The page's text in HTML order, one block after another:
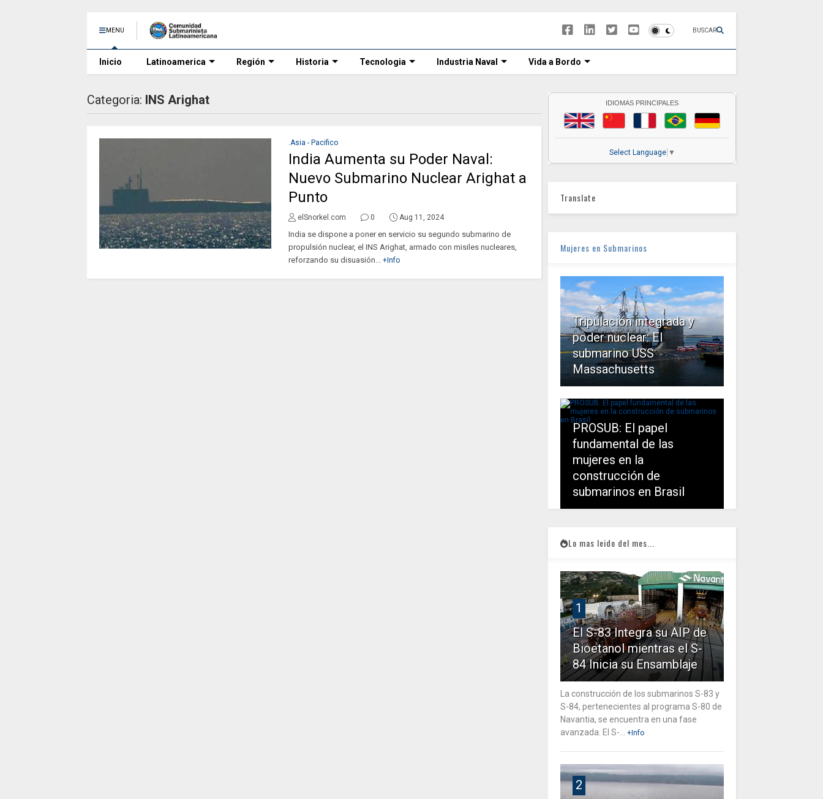
MENU BUSCAR
Inicio Latinoamerica Región Historia Tecnologia Industria Naval Vida a Bordo
Categoria: INS Arighat
.Asia - Pacifico
India Aumenta su Poder Naval:
Nuevo Submarino Nuclear Arighat a
Punto
elSnorkel.com 0 Aug 11, 2024
India se dispone a poner en servicio su segundo submarino de
propulsión nuclear, el INS Arighat, armado con misiles nucleares,
reforzando su disuasión... +Info
IDIOMAS PRINCIPALES
Select Language ▼
Translate
Mujeres en Submarinos
Tripulación integrada y
poder nuclear: El
submarino USS
Massachusetts
PROSUB: El papel
fundamental de las
mujeres en la
construcción de
submarinos en Brasil
Lo mas leido del mes...
1
El S-83 Integra su AIP de
Bioetanol mientras el S-
84 Inicia su Ensamblaje
La construcción de los submarinos S-83 y
S-84, pertenecientes al programa S-80 de
Navantia, se encuentra en una fase
avanzada. El S-...
+Info
2